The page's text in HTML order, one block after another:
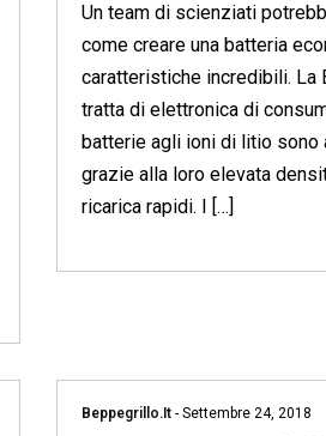
Un team di scienziati
come creare una batteria
caratteristiche incredibili. La
tratta di elettronica di
batterie agli ioni di litio sono
grazie alla loro elevata
ricarica rapidi. I […]
Beppegrillo.it -Settembre 24, 2018